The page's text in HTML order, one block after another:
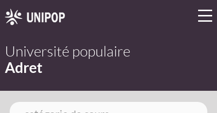
Université populaire
Adret